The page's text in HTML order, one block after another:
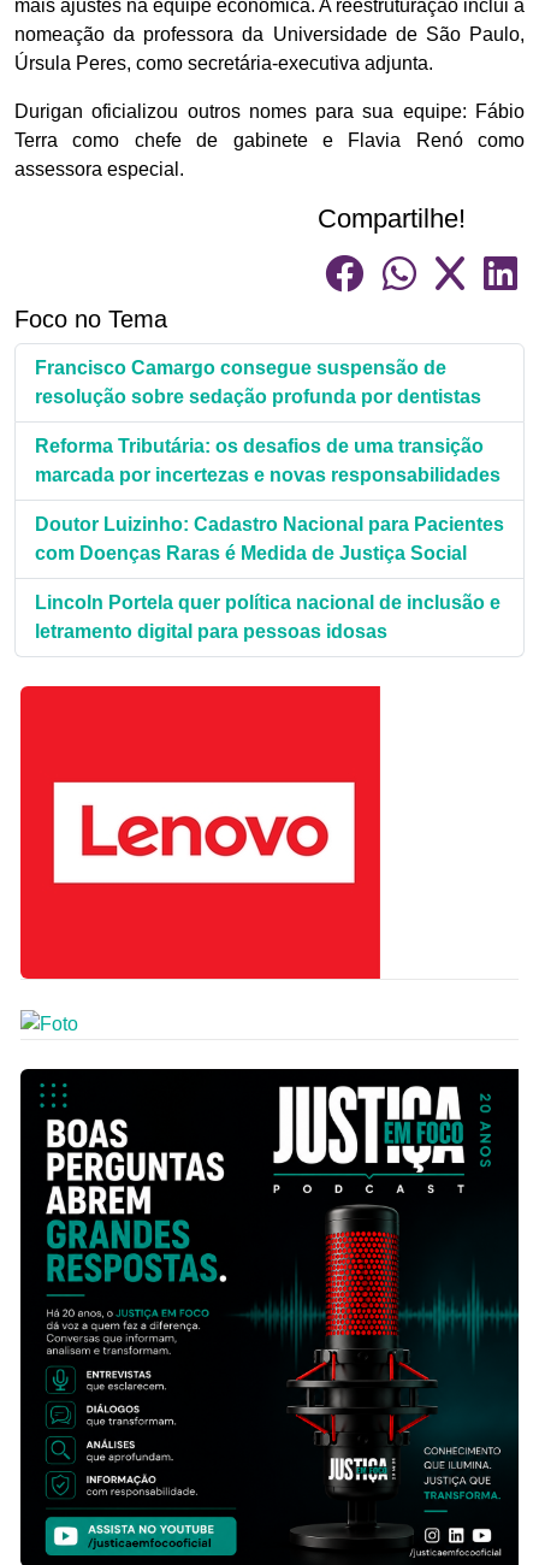
mais ajustes na equipe econômica. A reestruturação inclui a
nomeação da professora da Universidade de São Paulo,
Úrsula Peres, como secretária-executiva adjunta.
Durigan oficializou outros nomes para sua equipe: Fábio
Terra como chefe de gabinete e Flavia Renó como
assessora especial.
Compartilhe!
Foco no Tema
Francisco Camargo consegue suspensão de
resolução sobre sedação profunda por dentistas
Reforma Tributária: os desafios de uma transição
marcada por incertezas e novas responsabilidades
Doutor Luizinho: Cadastro Nacional para Pacientes
com Doenças Raras é Medida de Justiça Social
Lincoln Portela quer política nacional de inclusão e
letramento digital para pessoas idosas